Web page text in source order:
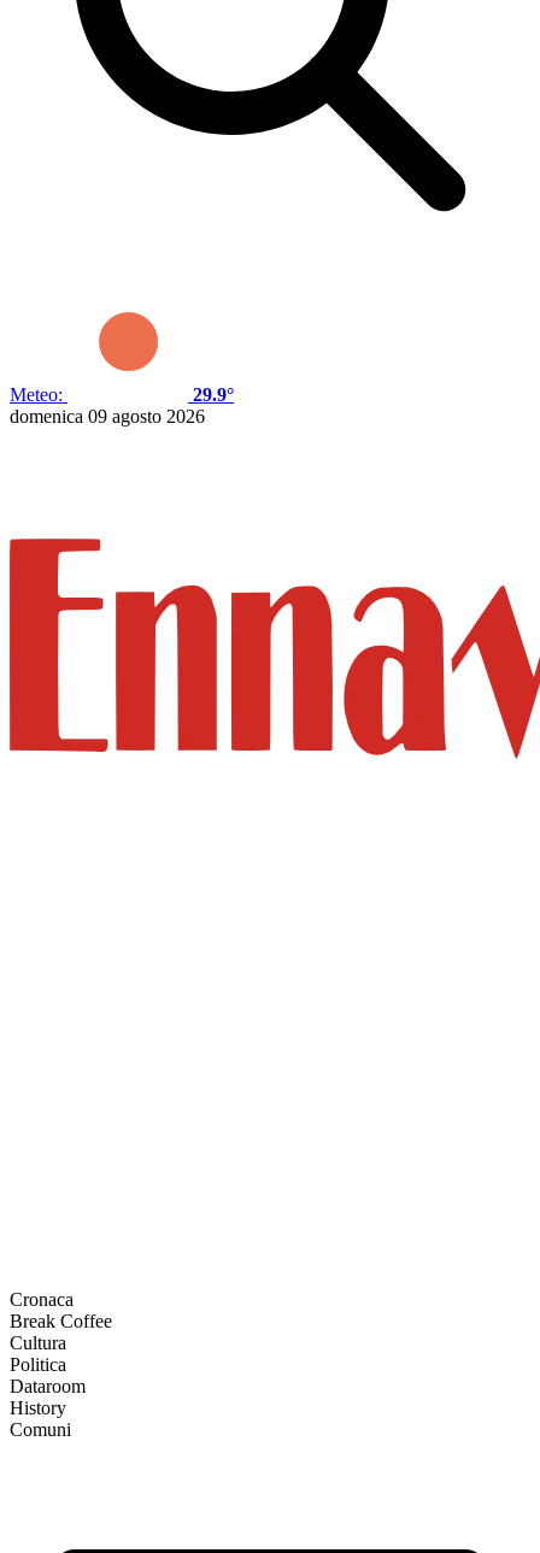
Meteo:
29.9°
domenica 09 agosto 2026
Cronaca
Break Coffee
Cultura
Politica
Dataroom
History
Comuni